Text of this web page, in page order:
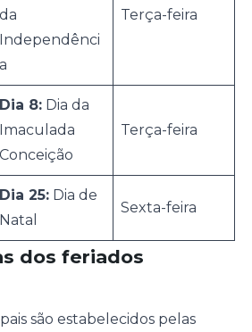
da
Independênci
a
Terça-feira
Dia 8:Dia da
Imaculada
Conceição
Terça-feira
Dia 25:Dia de
Natal
Sexta-feira
dos feriados
são estabelecidos pelas